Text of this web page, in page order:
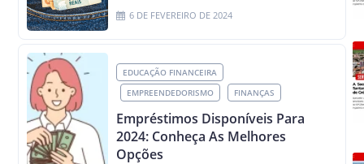
6 DE FEVEREIRO DE 2024
EDUCAÇÃO FINANCEIRA
EMPREENDEDORISMO
FINANÇAS
Empréstimos Disponíveis Para
2024: Conheça As Melhores
Opções